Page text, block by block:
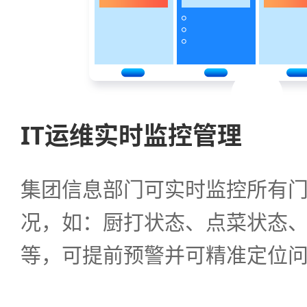
IT运维实时监控管理
集团信息部门可实时监控所有
况，如：厨打状态、点菜状态
等，可提前预警并可精准定位